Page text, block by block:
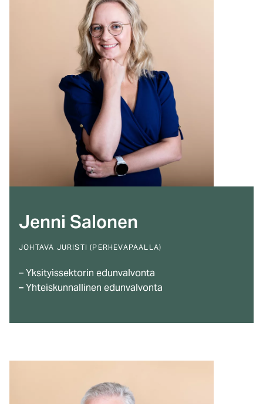
Jenni Salonen
JOHTAVA JURISTI (PERHEVAPAALLA)
– Yksityissektorin edunvalvonta
– Yhteiskunnallinen edunvalvonta